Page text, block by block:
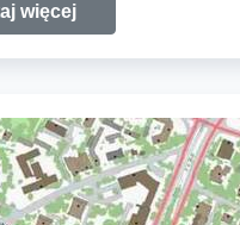
więcej